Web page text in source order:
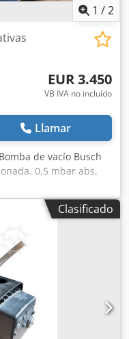
todos los derechos.
1 /2
EUR 3.450
VB IVA no incluído
Llamar
de vacío Busch
0,5 mbar abs,
Agjwv Rbdeqok
Clasificado